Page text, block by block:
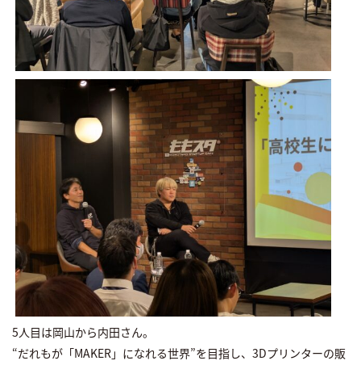
5人目は岡山から内田さん。
“だれもが「MAKER」になれる世界”を目指し、3Dプリンターの販